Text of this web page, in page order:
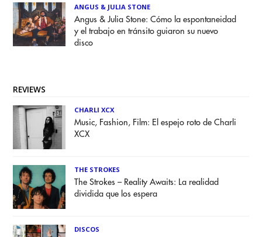
ANGUS & JULIA STONE
Angus & Julia Stone: Cómo la espontaneidad
y el trabajo en tránsito guiaron su nuevo
disco
REVIEWS
CHARLI XCX
Music, Fashion, Film: El espejo roto de Charli
XCX
THE STROKES
The Strokes – Reality Awaits: La realidad
dividida que los espera
DISCOS